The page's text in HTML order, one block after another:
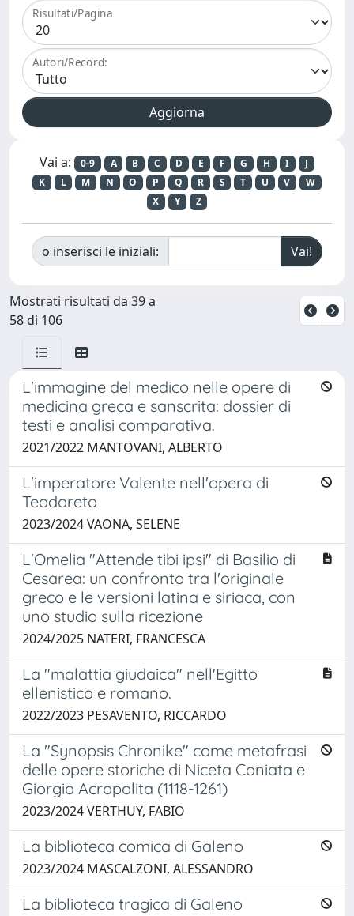
Risultati/Pagina
Autori/Record:
Vai a: 0-9 A B C D E F G H I
J
K
L M N O P Q R S T U V
W
X
Y Z
o inserisci le iniziali:
Mostrati risultati da 39 a
58 di 106
L'immagine del medico nelle opere di
medicina greca e sanscrita: dossier di
testi e analisi comparativa.
2021/2022 MANTOVANI, ALBERTO
L'imperatore Valente nell'opera di
Teodoreto
2023/2024 VAONA, SELENE
L'Omelia "Attende tibi ipsi" di Basilio di
Cesarea: un confronto tra l'originale
greco e le versioni latina e siriaca, con
uno studio sulla ricezione
2024/2025 NATERI, FRANCESCA
La "malattia giudaica" nell'Egitto
ellenistico e romano.
2022/2023 PESAVENTO, RICCARDO
La "Synopsis Chronike" come metafrasi
delle opere storiche di Niceta Coniata e
Giorgio Acropolita (1118-1261)
2023/2024 VERTHUY, FABIO
La biblioteca comica di Galeno
2023/2024 MASCALZONI, ALESSANDRO
La biblioteca tragica di Galeno